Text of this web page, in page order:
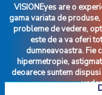
VISIONEyes are o
gama variata de
probleme de vedere,
este de a va oferi
dumneavoastra. Fie
hipermetropie,
deoarece suntem